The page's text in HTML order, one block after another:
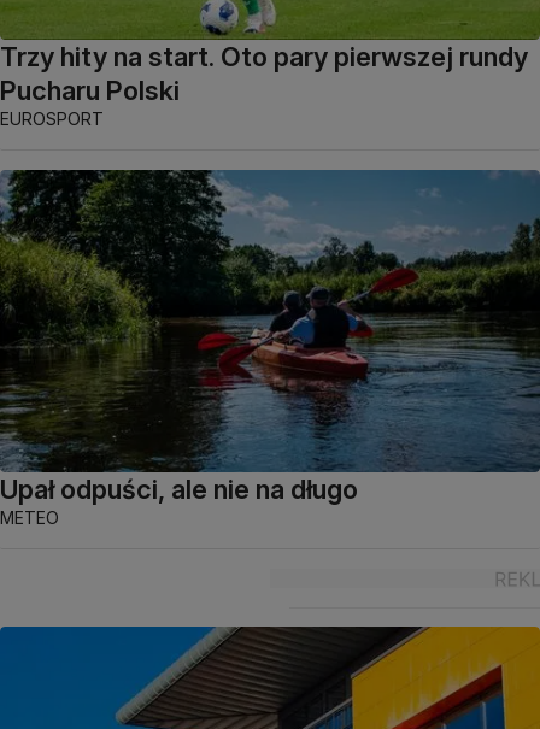
Trzy hity na start. Oto pary pierwszej rundy
Pucharu Polski
EUROSPORT
Upał odpuści, ale nie na długo
METEO